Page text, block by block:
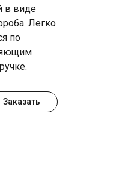
Заказать
в виде
Легко
по